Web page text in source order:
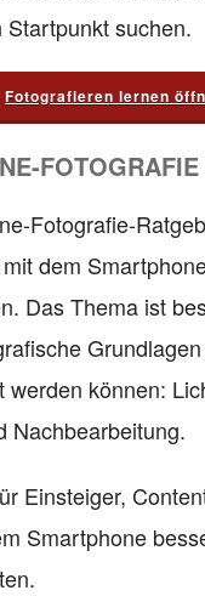
suchen.
Fotografieren lernen
Fotografie-
dem
Das Thema ist
werden können:
Nachbearbeitung.
Einsteiger,
Smartphone